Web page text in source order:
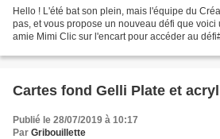
Hello ! L'été bat son plein, mais l'équipe du
pas, et vous propose un nouveau défi que
amie Mimi Clic sur l'encart pour accéder au
Cartes fond Gelli Plate et
Publié le 28/07/2019 à 10:17
Par Gribouillette